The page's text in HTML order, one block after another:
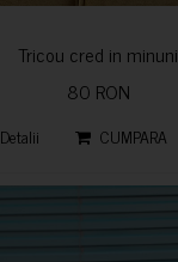
Tricou cred in minuni
80 RON
Detalii CUMPARA